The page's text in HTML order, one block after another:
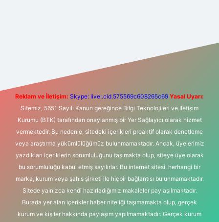
m elexbet
Reklam ve İletişim: Skype: live:.cid.575569c608265c69 Yasal Uyarı:
Sitemiz, 5651 Sayılı Kanun gereğince Bilgi Teknolojileri ve İletişim
Kurumu (BTK) tarafından onaylanmış bir Yer Sağlayıcı olarak hizmet
vermektedir. Bu nedenle, sitedeki içerikleri proaktif olarak denetleme
veya araştırma yükümlülüğümüz bulunmamaktadır. Ancak, üyelerimiz
yazdıkları içeriklerin sorumluluğunu taşımakta olup, siteye üye olarak
bu sorumluluğu kabul etmiş sayılırlar. Bu internet sitesi, herhangi bir
marka, kurum veya şahıs şirketi ile hiçbir bağlantısı bulunmamaktadır.
Sitede yalnızca kendi hazırladığımız makaleler paylaşılmaktadır.
Burada yer alan içerikler haber niteliği taşımamakta olup, gerçek
kurum ve kişiler hakkında paylaşım yapılmamaktadır. Gerçek kurum